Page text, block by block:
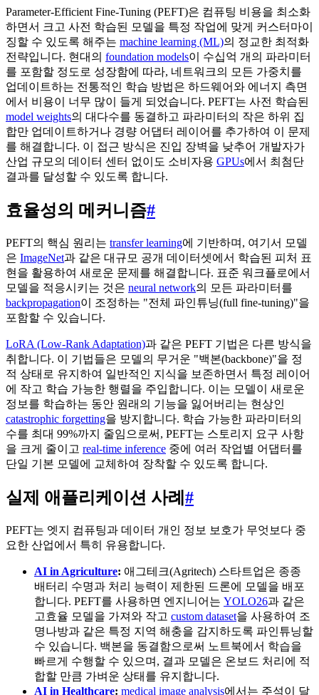
Parameter-Efficient Fine-Tuning (PEFT)은 컴퓨팅 비용을 최소화
하면서 크고 사전 학습된 모델을 특정 작업에 맞게 커스터마이
징할 수 있도록 해주는 machine learning (ML)의 정교한 최적화
전략입니다. 현대의 foundation models이 수십억 개의 파라미터
를 포함할 정도로 성장함에 따라, 네트워크의 모든 가중치를
업데이트하는 전통적인 학습 방법은 하드웨어와 에너지 측면
에서 비용이 너무 많이 들게 되었습니다. PEFT는 사전 학습된
model weights의 대다수를 동결하고 파라미터의 작은 하위 집
합만 업데이트하거나 경량 어댑터 레이어를 추가하여 이 문제
를 해결합니다. 이 접근 방식은 진입 장벽을 낮추어 개발자가
산업 규모의 데이터 센터 없이도 소비자용 GPUs에서 최첨단
결과를 달성할 수 있도록 합니다.
효율성의 메커니즘#
PEFT의 핵심 원리는 transfer learning에 기반하며, 여기서 모델
은 ImageNet과 같은 대규모 공개 데이터셋에서 학습된 피처 표
현을 활용하여 새로운 문제를 해결합니다. 표준 워크플로에서
모델을 적응시키는 것은 neural network의 모든 파라미터를
backpropagation이 조정하는 "전체 파인튜닝(full fine-tuning)"을
포함할 수 있습니다.
LoRA (Low-Rank Adaptation)과 같은 PEFT 기법은 다른 방식을
취합니다. 이 기법들은 모델의 무거운 "백본(backbone)"을 정
적 상태로 유지하여 일반적인 지식을 보존하면서 특정 레이어
에 작고 학습 가능한 행렬을 주입합니다. 이는 모델이 새로운
정보를 학습하는 동안 원래의 기능을 잃어버리는 현상인
catastrophic forgetting을 방지합니다. 학습 가능한 파라미터의
수를 최대 99%까지 줄임으로써, PEFT는 스토리지 요구 사항
을 크게 줄이고 real-time inference 중에 여러 작업별 어댑터를
단일 기본 모델에 교체하여 장착할 수 있도록 합니다.
실제 애플리케이션 사례 #
PEFT는 엣지 컴퓨팅과 데이터 개인 정보 보호가 무엇보다 중
요한 산업에서 특히 유용합니다.
AI in Agriculture: 애그테크(Agritech) 스타트업은 종종
배터리 수명과 처리 능력이 제한된 드론에 모델을 배포
합니다. PEFT를 사용하면 엔지니어는 YOLO26과 같은
고효율 모델을 가져와 작고 custom dataset을 사용하여 조
명나방과 같은 특정 지역 해충을 감지하도록 파인튜닝할
수 있습니다. 백본을 동결함으로써 노트북에서 학습을
빠르게 수행할 수 있으며, 결과 모델은 온보드 처리에 적
합할 만큼 가벼운 상태를 유지합니다.
AI in Healthcare: medical image analysis에서는 주석이 달